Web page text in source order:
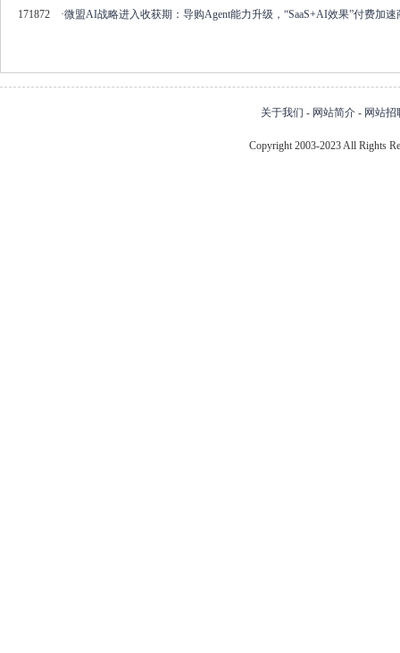
171872 ·微盟AI战略进入收获期：导购Agent能力升级，“SaaS+AI效果”付费加
关于我们 - 网站简介 - 网站招
Copyright 2003-2023 All Rights